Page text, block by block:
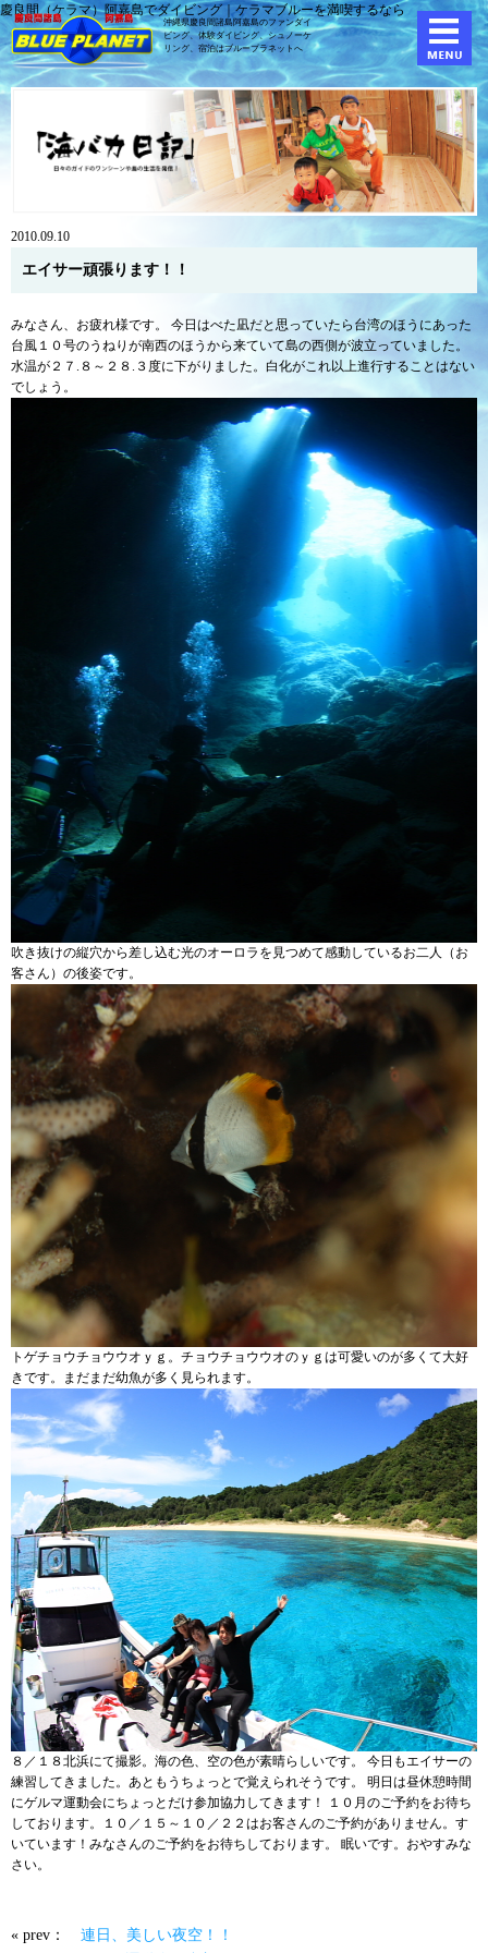
慶良間（ケラマ）阿嘉島でダイビング｜ケラマブルーを満喫するなら
沖縄県慶良間諸島阿嘉島のファンダイ
ビング、体験ダイビング、シュノーケ
リング、宿泊はブループラネットへ
2010.09.10
エイサー頑張ります！！
みなさん、お疲れ様です。 今日はべた凪だと思っていたら台湾のほうにあった
台風１０号のうねりが南西のほうから来ていて島の西側が波立っていました。
水温が２７.８～２８.３度に下がりました。白化がこれ以上進行することはない
でしょう。
吹き抜けの縦穴から差し込む光のオーロラを見つめて感動しているお二人（お
客さん）の後姿です。
トゲチョウチョウウオｙｇ。チョウチョウウオのｙｇは可愛いのが多くて大好
きです。まだまだ幼魚が多く見られます。
８／１８北浜にて撮影。海の色、空の色が素晴らしいです。 今日もエイサーの
練習してきました。あともうちょっとで覚えられそうです。 明日は昼休憩時間
にゲルマ運動会にちょっとだけ参加協力してきます！ １０月のご予約をお待ち
しております。１０／１５～１０／２２はお客さんのご予約がありません。す
いています！みなさんのご予約をお待ちしております。 眠いです。おやすみな
さい。
« prev： 連日、美しい夜空！！